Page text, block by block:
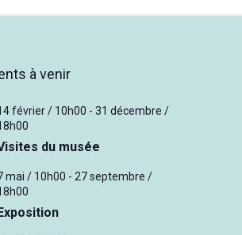
à venir
février / 10h00 - 31 décembre /
du musée
mai / 10h00 - 27 septembre /